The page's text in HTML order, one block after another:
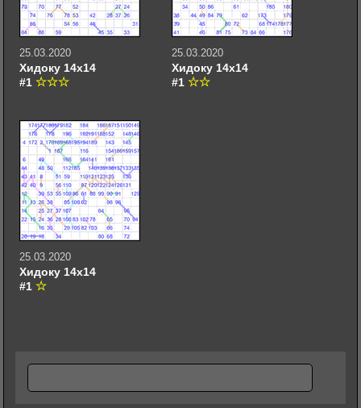
25.03.2020
Хидоку 14х14
#1
25.03.2020
Хидоку 14х14
#1
25.03.2020
Хидоку 14х14
#1